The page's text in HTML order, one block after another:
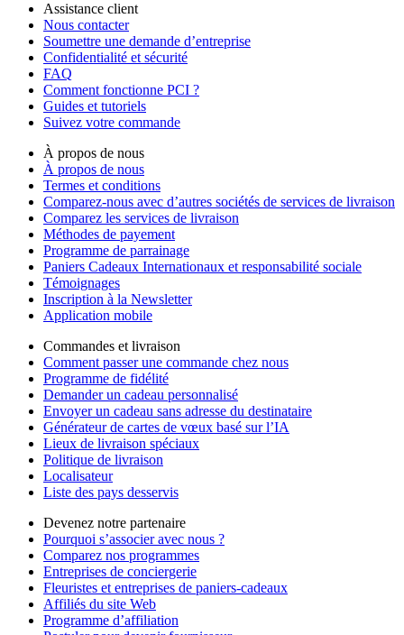
Assistance client
Nous contacter
Soumettre une demande d’entreprise
Confidentialité et sécurité
FAQ
Comment fonctionne PCI ?
Guides et tutoriels
Suivez votre commande
À propos de nous
À propos de nous
Termes et conditions
Comparez-nous avec d’autres sociétés de services de livraison
Comparez les services de livraison
Méthodes de payement
Programme de parrainage
Paniers Cadeaux Internationaux et responsabilité sociale
Témoignages
Inscription à la Newsletter
Application mobile
Commandes et livraison
Comment passer une commande chez nous
Programme de fidélité
Demander un cadeau personnalisé
Envoyer un cadeau sans adresse du destinataire
Générateur de cartes de vœux basé sur l’IA
Lieux de livraison spéciaux
Politique de livraison
Localisateur
Liste des pays desservis
Devenez notre partenaire
Pourquoi s’associer avec nous ?
Comparez nos programmes
Entreprises de conciergerie
Fleuristes et entreprises de paniers-cadeaux
Affiliés du site Web
Programme d’affiliation